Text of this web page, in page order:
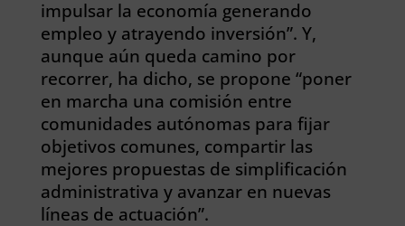
impulsar la economía generando
empleo y atrayendo inversión”. Y,
aunque aún queda camino por
recorrer, ha dicho, se propone “poner
en marcha una comisión entre
comunidades autónomas para fijar
objetivos comunes, compartir las
mejores propuestas de simplificación
administrativa y avanzar en nuevas
líneas de actuación”.